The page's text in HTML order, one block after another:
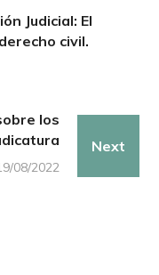
Judicial: El
civil.
los
08/2022
Next